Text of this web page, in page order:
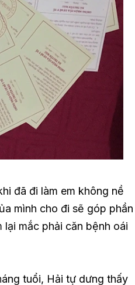
đã đi làm em không nề
mình cho đi sẽ góp phần
mắc phải căn bệnh oái
tuổi, Hải tự dưng thấy